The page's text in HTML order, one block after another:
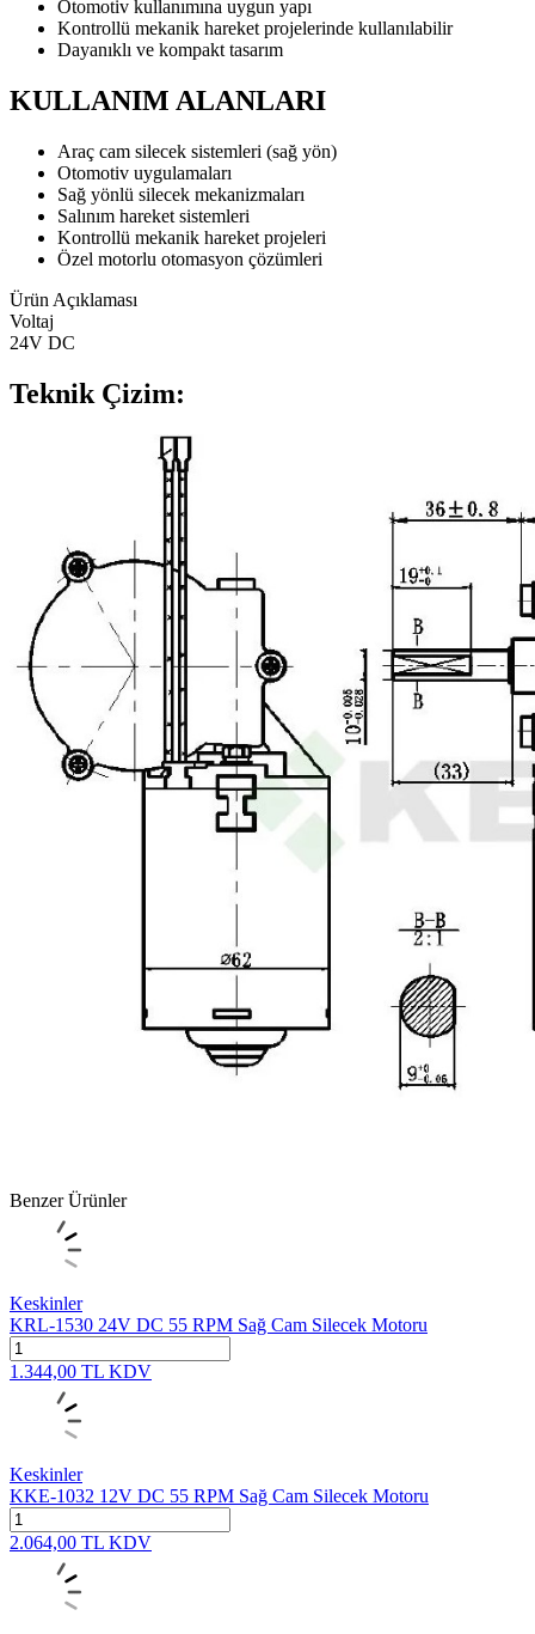
Otomotiv kullanımına uygun yapı
Kontrollü mekanik hareket projelerinde kullanılabilir
Dayanıklı ve kompakt tasarım
KULLANIM ALANLARI
Araç cam silecek sistemleri (sağ yön)
Otomotiv uygulamaları
Sağ yönlü silecek mekanizmaları
Salınım hareket sistemleri
Kontrollü mekanik hareket projeleri
Özel motorlu otomasyon çözümleri
Ürün Açıklaması
Voltaj
24V DC
Teknik Çizim:
Benzer Ürünler
Keskinler
KRL-1530 24V DC 55 RPM Sağ Cam Silecek Motoru
1.344,00 TL KDV
Keskinler
KKE-1032 12V DC 55 RPM Sağ Cam Silecek Motoru
2.064,00 TL KDV